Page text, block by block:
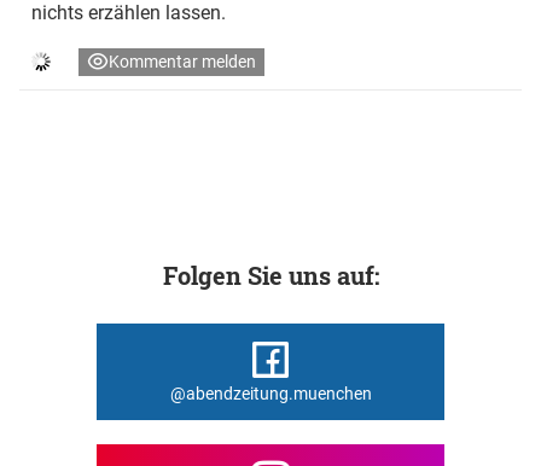
nichts erzählen lassen.
Kommentar melden
Folgen Sie uns auf:
@abendzeitung.muenchen